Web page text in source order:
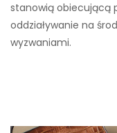
stanowią obiecującą
oddziaływanie na
wyzwaniami.